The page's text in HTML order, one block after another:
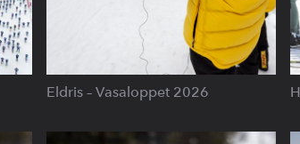
Eldris – Vasaloppet 2026